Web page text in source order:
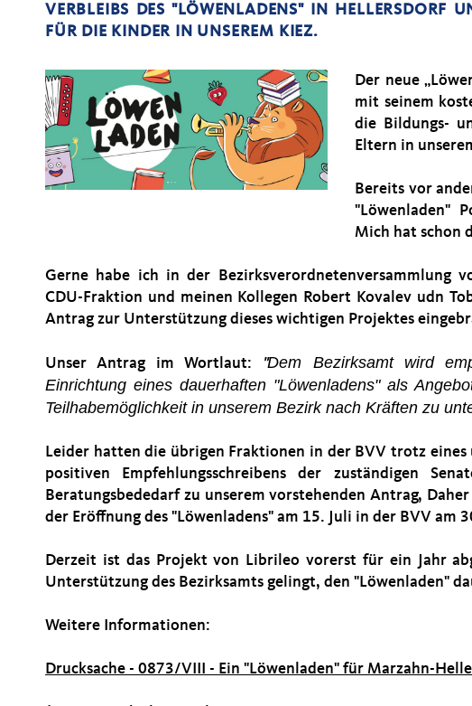
VERBLEIBS DES "LÖWENLADENS" IN HELLERSDORF
FÜR DIE KINDER IN UNSEREM KIEZ.
Der neue
mit seinem
die Bildungs-
Eltern in
Bereits vor
"Löwenladen"
Mich hat schon
Gerne habe ich in der Bezirksverordnetenversammlung
CDU-Fraktion und meinen Kollegen Robert Kovalev udn
Antrag zur Unterstützung dieses wichtigen Projektes
Unser Antrag im Wortlaut: "Dem Bezirksamt wird
Einrichtung eines dauerhaften "Löwenladens" als
Teilhabemöglichkeit in unserem Bezirk nach Kräften zu
Leider hatten die übrigen Fraktionen in der BVV trotz eines
positiven Empfehlungsschreibens der zuständigen
Beratungsbededarf zu unserem vorstehenden Antrag,
der Eröffnung des "Löwenladens" am 15. Juli in der BVV am
Derzeit ist das Projekt von Librileo vorerst für ein Jahr
Unterstützung des Bezirksamts gelingt, den "Löwenladen"
Weitere Informationen:
Drucksache - 0873/VIII - Ein "Löwenladen" für Marzahn-